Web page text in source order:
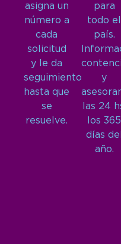
asigna un
número a
cada
solicitud
y le da
seguimiento
hasta que
se
resuelve.
para
todo el
país.
y
las 24
los 365
días del
año.